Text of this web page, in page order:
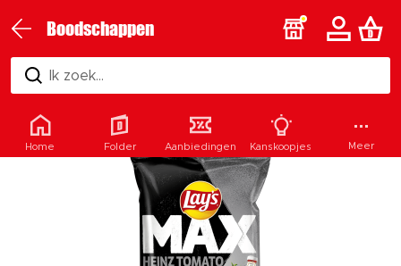
Boodschappen
Ik zoek...
Home Folder Aanbiedingen Kanskoopjes Meer